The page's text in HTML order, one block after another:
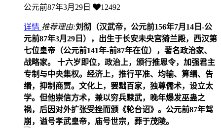
公元前87年3月29日
12492
详情 推荐理由:刘彻（汉武帝，公元前156年7月14日-公
元前87年3月29日），出生于长安未央宫猗兰殿，西汉第
七位皇帝（公元前141年-前87年在位），著名政治家、
战略家。 十六岁即位，政治上，颁行推恩令，加强君主
专制与中央集权。经济上，推行平准、均输、算缗、告
缗，抑制商贾。文化上，罢黜百家，独尊儒术，设立太
学。但他崇信方术，兼以穷兵黩武，晚年爆发巫蛊之
祸，后因对外扩张受挫而颁《轮台诏》。公元前87年驾
崩，谥号孝武皇帝，庙号世宗，葬于茂陵。